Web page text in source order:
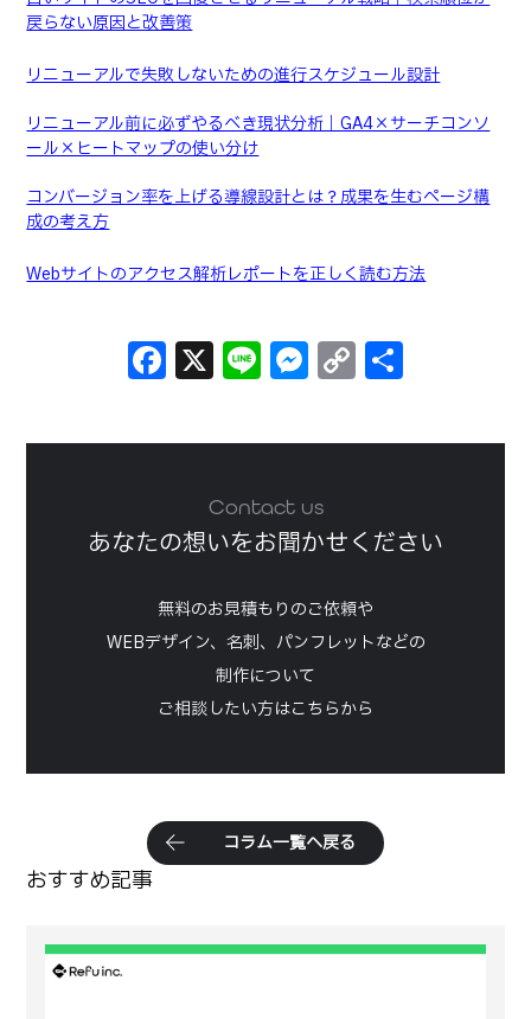
戻らない原因と改善策
リニューアルで失敗しないための進行スケジュール設計
リニューアル前に必ずやるべき現状分析｜GA4×サーチコンソ
ール×ヒートマップの使い分け
コンバージョン率を上げる導線設計とは？成果を生むページ構
成の考え方
Webサイトのアクセス解析レポートを正しく読む方法
Facebook
X LineMessenger
Copy
Link
Contact us
あなたの想いをお聞かせください
無料のお見積もりのご依頼や
WEBデザイン、名刺、パンフレットなどの
制作について
ご相談したい方はこちらから
コラム一覧へ戻る
おすすめ記事